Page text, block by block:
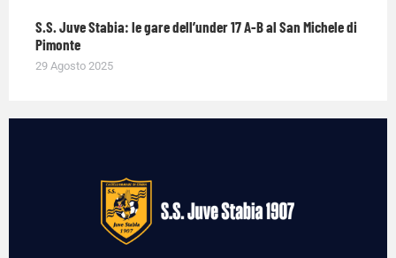
S.S. Juve Stabia: le gare dell’under 17 A-B al San Michele di
Pimonte
29 Agosto 2025